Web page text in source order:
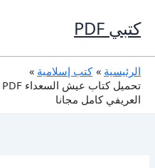
إلى
المحتوى
كتبي PDF
الرئيسية
كتب إسلامية
العريفي كامل مجانا